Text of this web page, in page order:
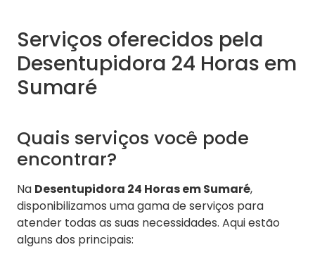
Serviços oferecidos pela
Desentupidora 24 Horas em
Sumaré
Quais serviços você pode
encontrar?
Na Desentupidora 24 Horas em Sumaré,
disponibilizamos uma gama de serviços para
atender todas as suas necessidades. Aqui estão
alguns dos principais: